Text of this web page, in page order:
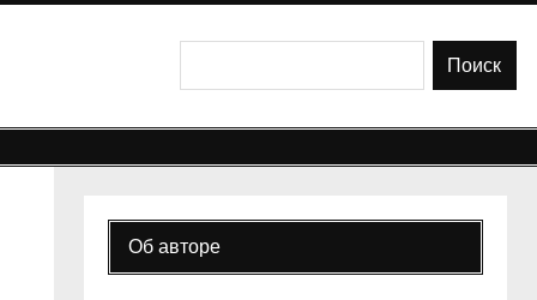
Поиск
Об авторе